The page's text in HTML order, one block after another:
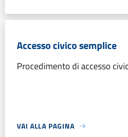
Accesso civico semplice
Procedimento di accesso
VAI ALLA PAGINA